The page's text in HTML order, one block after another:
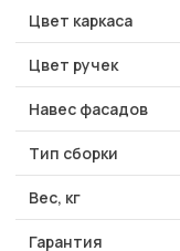
Цвет каркаса
Цвет ручек
Навес фасадов
Тип сборки
Вес, кг
Гарантия